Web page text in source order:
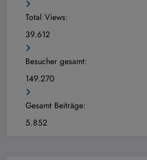
Total Views:
39.612
Besucher gesamt:
149.270
Gesamt Beiträge:
5.852